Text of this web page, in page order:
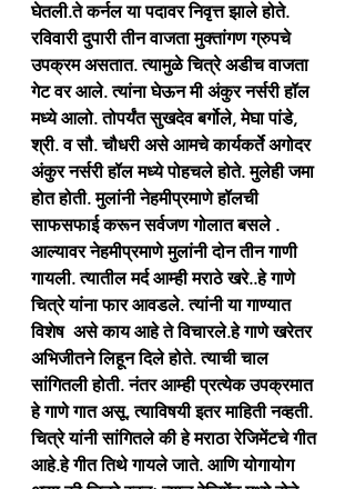
घेतली.ते कर्नल या पदावर निवृत्त झाले होते.
रविवारी दुपारी तीन वाजता मुक्तांगण ग्रुपचे
उपक्रम असतात. त्यामुळे चित्रे अडीच वाजता
गेट वर आले. त्यांना घेऊन मी अंकुर नर्सरी हॉल
मध्ये आलो. तोपर्यंत सुखदेव बर्गोले, मेघा पांडे,
श्री. व सौ. चौधरी असे आमचे कार्यकर्ते अगोदर
अंकुर नर्सरी हॉल मध्ये पोहचले होते. मुलेही जमा
होत होती. मुलांनी नेहमीप्रमाणे हॉलची
साफसफाई करून सर्वजण गोलात बसले .
आल्यावर नेहमीप्रमाणे मुलांनी दोन तीन गाणी
गायली. त्यातील मर्द आम्ही मराठे खरे..हे गाणे
चित्रे यांना फार आवडले. त्यांनी या गाण्यात
विशेष  असे काय आहे ते विचारले.हे गाणे खरेतर
अभिजीतने लिहून दिले होते. त्याची चाल
सांगितली होती. नंतर आम्ही प्रत्येक उपक्रमात
हे गाणे गात असू. त्याविषयी इतर माहिती नव्हती.
चित्रे यांनी सांगितले की हे मराठा रेजिमेंटचे गीत
आहे.हे गीत तिथे गायले जाते. आणि योगायोग